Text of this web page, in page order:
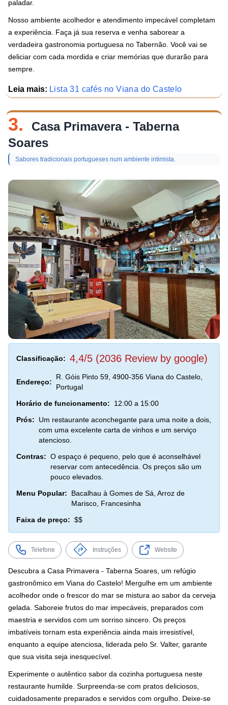
paladar.
Nosso ambiente acolhedor e atendimento impecável completam
a experiência. Faça já sua reserva e venha saborear a
verdadeira gastronomia portuguesa no Tabernão. Você vai se
deliciar com cada mordida e criar memórias que durarão para
sempre.
Leia mais: Lista 31 cafés no Viana do Castelo
3.
Casa Primavera - Taberna
Soares
Sabores tradicionais portugueses num ambiente intimista.
Classificação: 4,4/5 (2036 Review by google)
Endereço:
R. Góis Pinto 59, 4900-356 Viana do Castelo,
Portugal
Horário de funcionamento:
12:00 a 15:00
Prós:
Um restaurante aconchegante para uma noite a dois,
com uma excelente carta de vinhos e um serviço
atencioso.
Contras: O espaço é pequeno, pelo que é aconselhável
reservar com antecedência. Os preços são um
pouco elevados.
Menu Popular:
Bacalhau à Gomes de Sá, Arroz de
Marisco, Francesinha
Faixa de preço: $$
Telefone Instruções Website
Descubra a Casa Primavera - Taberna Soares, um refúgio
gastronômico em Viana do Castelo! Mergulhe em um ambiente
acolhedor onde o frescor do mar se mistura ao sabor da cerveja
gelada. Saboreie frutos do mar impecáveis, preparados com
maestria e servidos com um sorriso sincero. Os preços
imbatíveis tornam esta experiência ainda mais irresistível,
enquanto a equipe atenciosa, liderada pelo Sr. Valter, garante
que sua visita seja inesquecível.
Experimente o autêntico sabor da cozinha portuguesa neste
restaurante humilde. Surpreenda-se com pratos deliciosos,
cuidadosamente preparados e servidos com orgulho. Deixe-se